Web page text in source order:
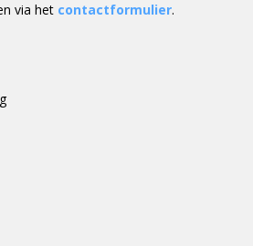
via het contactformulier.